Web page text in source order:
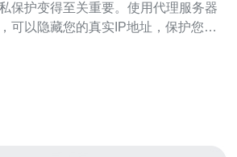
保护变得至关重要。使用代理服务器
可以隐藏您的真实IP地址，保护您的
Sock5代理服务器地址，帮助您更安